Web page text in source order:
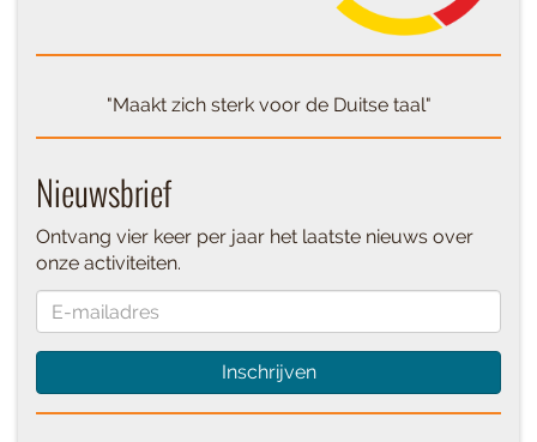
"Maakt zich sterk voor de Duitse taal"
Nieuwsbrief
Ontvang vier keer per jaar het laatste nieuws over
onze activiteiten.
Inschrijven